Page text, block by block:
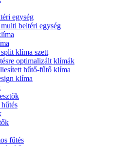
egység
beltéri egység
klíma szett
optimalizált klímák
hűtő-fűtő klíma
klíma
fűtés